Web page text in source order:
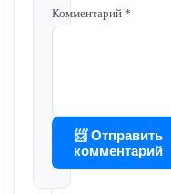
Комментарий *
📨 Отправить
комментарий